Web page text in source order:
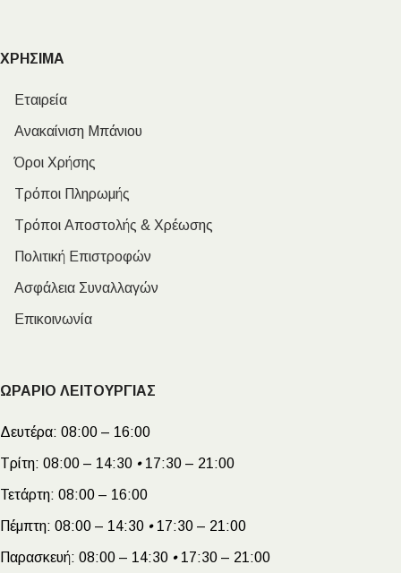
ΧΡΗΣΙΜΑ
Εταιρεία
Ανακαίνιση Μπάνιου
Όροι Χρήσης
Τρόποι Πληρωμής
Τρόποι Αποστολής & Χρέωσης
Πολιτική Επιστροφών
Ασφάλεια Συναλλαγών
Επικοινωνία
ΩΡΑΡΙΟ ΛΕΙΤΟΥΡΓΙΑΣ
Δευτέρα: 08:00 – 16:00
Τρίτη: 08:00 – 14:30 •17:30 – 21:00
Τετάρτη: 08:00 – 16:00
Πέμπτη: 08:00 – 14:30 •17:30 – 21:00
Παρασκευή: 08:00 – 14:30 •17:30 – 21:00